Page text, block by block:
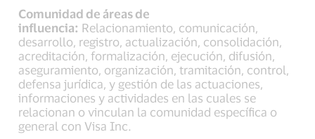
Comunidad de áreas de
influencia: Relacionamiento, comunicación,
desarrollo, registro, actualización, consolidación,
acreditación, formalización, ejecución, difusión,
aseguramiento, organización, tramitación, control,
defensa jurídica, y gestión de las actuaciones,
informaciones y actividades en las cuales se
relacionan o vinculan la comunidad específica o
general con Visa Inc.